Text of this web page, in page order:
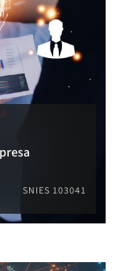
SNIES 103041